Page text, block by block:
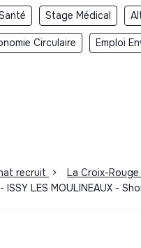
Stage Médical
Circulaire Emploi
recruit > La Croix-
LES MOULINEAUX -